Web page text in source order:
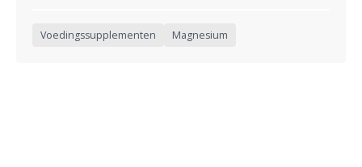
Voedingssupplementen Magnesium